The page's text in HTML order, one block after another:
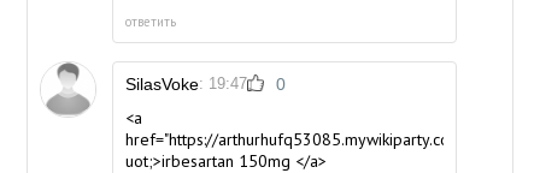
ответить
SilasVoke: 19:47 0
<a
href="https://arthurhufq53085.mywikiparty.com/340526/
uot;>irbesartan 150mg </a>